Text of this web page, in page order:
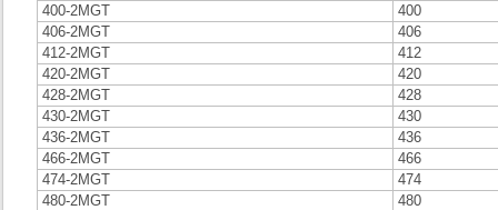
400-2MGT
400
406-2MGT
406
412-2MGT
412
420-2MGT
420
428-2MGT
428
430-2MGT
430
436-2MGT
436
466-2MGT
466
474-2MGT
474
480-2MGT
480